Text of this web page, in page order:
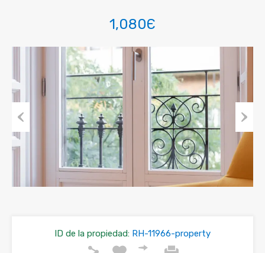
1,080Є
Ir
atrás
ID de la propiedad: RH-11966-property